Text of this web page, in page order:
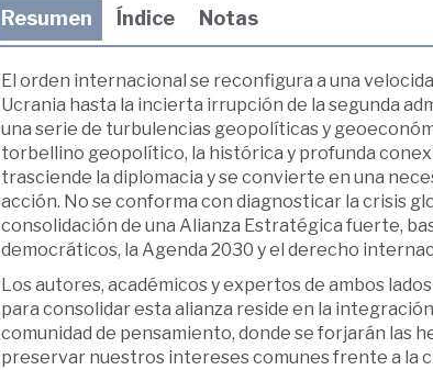
Resumen Índice Notas
El orden internacional se reconfigura a una
Ucrania hasta la incierta irrupción de la segunda
una serie de turbulencias geopolíticas y
torbellino geopolítico, la histórica y profunda
trasciende la diplomacia y se convierte en una
acción. No se conforma con diagnosticar la crisis
consolidación de una Alianza Estratégica fuerte,
democráticos, la Agenda 2030 y el derecho
Los autores, académicos y expertos de ambos
para consolidar esta alianza reside en la
comunidad de pensamiento, donde se forjarán las
preservar nuestros intereses comunes frente a la